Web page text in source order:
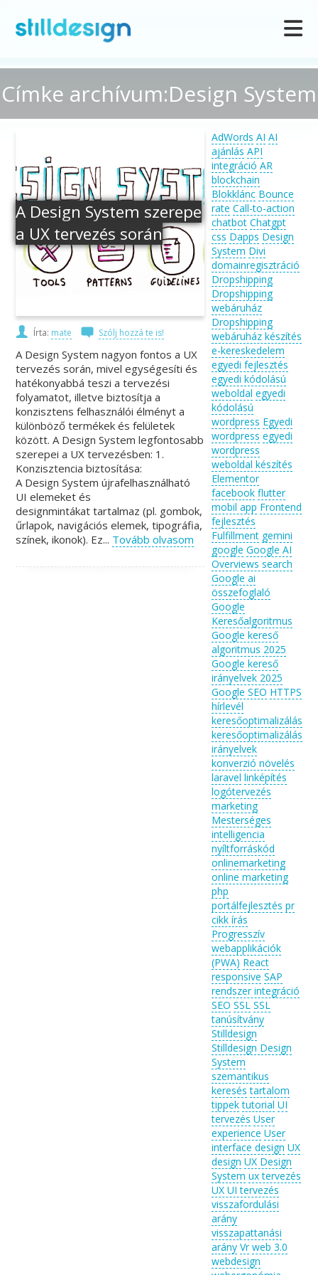
Címke archívum:Design System
A Design System szerepe
a UX tervezés során
Írta: mate Szólj hozzá te is!
A Design System nagyon fontos a UX
tervezés során, mivel egységesíti és
hatékonyabbá teszi a tervezési
folyamatot, illetve biztosítja a
konzisztens felhasználói élményt a
különböző termékek és felületek
között. A Design System legfontosabb
szerepei a UX tervezésben: 1.
Konzisztencia biztosítása:
A Design System újrafelhasználható
UI elemeket és
designmintákat tartalmaz (pl. gombok,
űrlapok, navigációs elemek, tipográfia,
színek, ikonok). Ez... Tovább olvasom
AdWords AI AI
ajánlás API
integráció AR
blockchain
Blokklánc Bounce
rate Call-to-action
chatbot Chatgpt
css Dapps Design
System Divi
domainregisztráció
Dropshipping
Dropshipping
webáruház
Dropshipping
webáruház készítés
e-kereskedelem
egyedi fejlesztés
egyedi kódolású
weboldal egyedi
kódolású
wordpress Egyedi
wordpress egyedi
wordpress
weboldal készítés
Elementor
facebook flutter
mobil app Frontend
fejlesztés
Fulfillment gemini
google Google AI
Overviews search
Google ai
összefoglaló
Google
Keresőalgoritmus
Google kereső
algoritmus 2025
Google kereső
irányelvek 2025
Google SEO HTTPS
hírlevél
keresőoptimalizálás
keresőoptimalizálás
irányelvek
konverzió növelés
laravel linképítés
logótervezés
marketing
Mesterséges
intelligencia
nyíltforráskód
onlinemarketing
online marketing
php
portálfejlesztés pr
cikk írás
Progresszív
webapplikációk
(PWA) React
responsive SAP
rendszer integráció
SEO SSL SSL
tanúsítvány
Stilldesign
Stilldesign Design
System
szemantikus
keresés tartalom
tippek tutorial UI
tervezés User
experience User
interface design UX
design UX Design
System ux tervezés
UX UI tervezés
visszafordulási
arány
visszapattanási
arány Vr web 3.0
webdesign